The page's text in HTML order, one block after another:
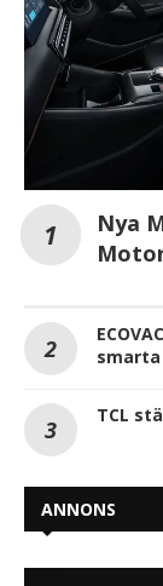
Nya
smarta
TCL
ANNONS